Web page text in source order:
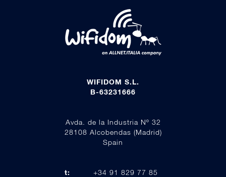
WIFIDOM S.L.
B-63231666
Avda. de la Industria Nº 32
28108 Alcobendas (Madrid)
Spain
t:
+34 91 829 77 85